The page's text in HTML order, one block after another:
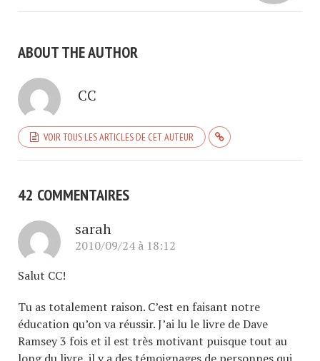
ABOUT THE AUTHOR
CC
VOIR TOUS LES ARTICLES DE CET AUTEUR
42 COMMENTAIRES
sarah
2010/09/24 à 18:12
Salut CC!
Tu as totalement raison. C’est en faisant notre
éducation qu’on va réussir. J’ai lu le livre de Dave
Ramsey 3 fois et il est très motivant puisque tout au